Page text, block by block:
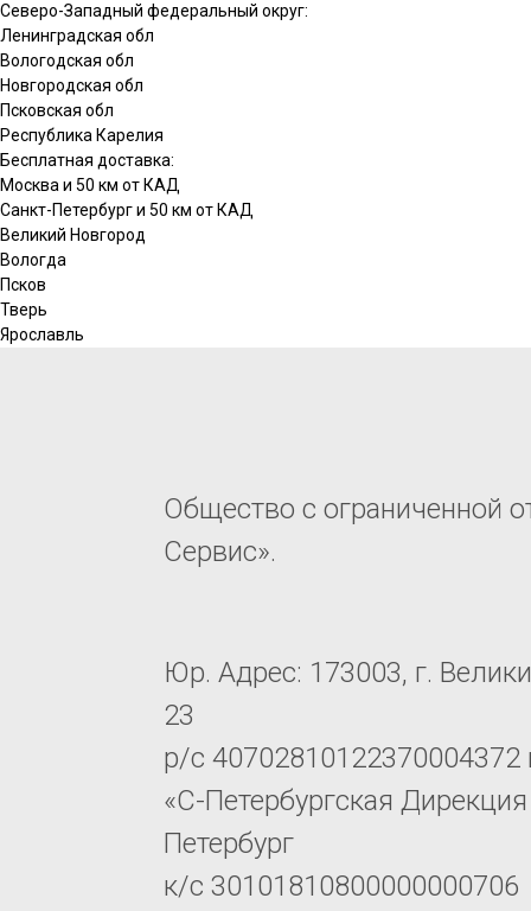
Северо-Западный федеральный округ:
Ленинградская обл
Вологодская обл
Новгородская обл
Псковская обл
Республика Карелия
Бесплатная доставка:
Москва и 50 км от КАД
Санкт-Петербург и 50 км от КАД
Великий Новгород
Вологда
Псков
Тверь
Ярославль
Общество с ограниченной
Сервис».
Юр. Адрес: 173003, г.
23
р/с
«С-Петербургская
Петербург
к/с 30101810800000000706